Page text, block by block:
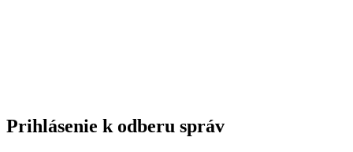
Prihlásenie k odberu správ